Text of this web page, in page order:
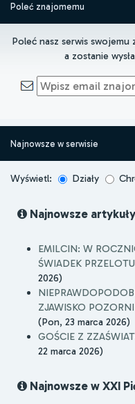
Poleć znajomemu
Poleć nasz serwis
a zostanie
Najnowsze w serwisie
Wyświetl: Działy
Najnowsze
EMILCIN: W
ŚWIADEK
2026)
ZJAWISKO
(Pon, 23 marca 2026)
GOŚCIE Z
22 marca 2026)
Najnowsze w XXI